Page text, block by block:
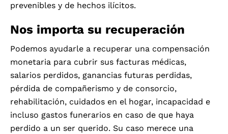
prevenibles y de hechos ilícitos.
Nos importa su recuperación
Podemos ayudarle a recuperar una compensación
monetaria para cubrir sus facturas médicas,
salarios perdidos, ganancias futuras perdidas,
pérdida de compañerismo y de consorcio,
rehabilitación, cuidados en el hogar, incapacidad e
incluso gastos funerarios en caso de que haya
perdido a un ser querido. Su caso merece una